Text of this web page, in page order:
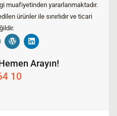
muafiyetinden yararlanmaktadır.
ürünler ile sınırlıdır ve ticari
Arayın!
10